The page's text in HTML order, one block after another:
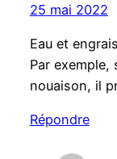
25 mai 2022
Eau et
Par exemple,
nouaison, il
Répondre